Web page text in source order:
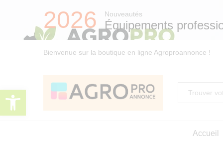
2026 Nouveautés
Équipements
Bienvenue sur la boutique en ligne Agroproannonce !
Toute
Accueil
Ouvrir la barre d’outils